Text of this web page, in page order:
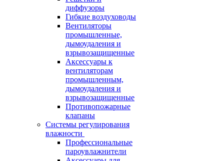
диффузоры
Гибкие воздуховоды
Вентиляторы
промышленные,
дымоудаления и
взрывозащищенные
Аксессуары к
вентиляторам
промышленным,
дымоудаления и
взрывозащищенные
Противопожарные
клапаны
Системы регулирования
влажности
Профессиональные
пароувлажнители